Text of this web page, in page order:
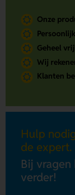
Onze
Geheel
Wij
Klanten
Hulp
de expert.
Bij
verder!